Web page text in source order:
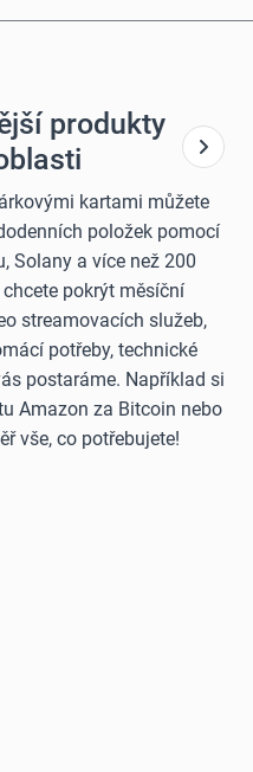
produkty
kartami můžete
položek pomocí
Solany a více než 200
pokrýt měsíční
streamovacích služeb,
potřeby, technické
postaráme. Například si
Amazon za Bitcoin nebo
vše, co potřebujete!